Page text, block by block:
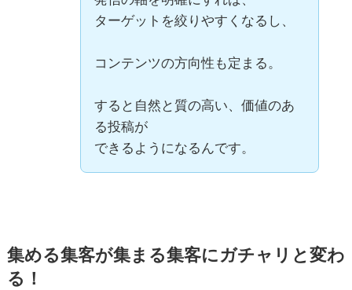
ターゲットを絞りやすくなるし、
コンテンツの方向性も定まる。
すると自然と質の高い、価値のあ
る投稿が
できるようになるんです。
集める集客が集まる集客にガチャリと変わ
る！